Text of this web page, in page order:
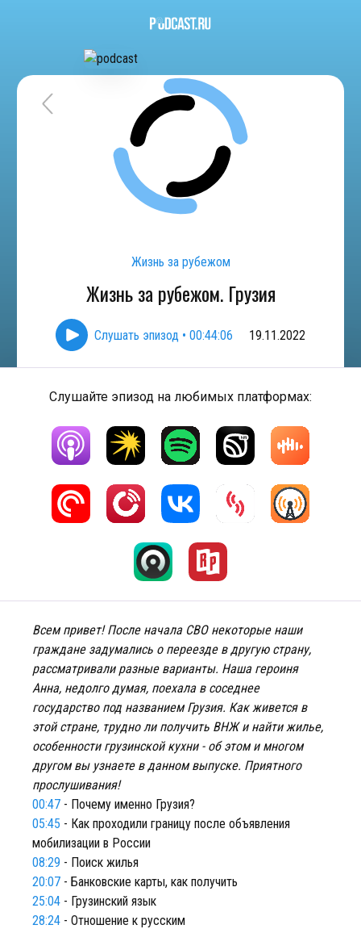
Жизнь за рубежом
Жизнь за рубежом. Грузия
Слушать эпизод • 00:44:06 19.11.2022
Слушайте эпизод на любимых платформах:
Всем привет! После начала СВО некоторые наши
граждане задумались о переезде в другую страну,
рассматривали разные варианты. Наша героиня
Анна, недолго думая, поехала в соседнее
государство под названием Грузия. Как живется в
этой стране, трудно ли получить ВНЖ и найти жилье,
особенности грузинской кухни - об этом и многом
другом вы узнаете в данном выпуске. Приятного
прослушивания!
00:47 - Почему именно Грузия?
05:45 - Как проходили границу после объявления
мобилизации в России
08:29 - Поиск жилья
20:07 - Банковские карты, как получить
25:04 - Грузинский язык
28:24 - Отношение к русским